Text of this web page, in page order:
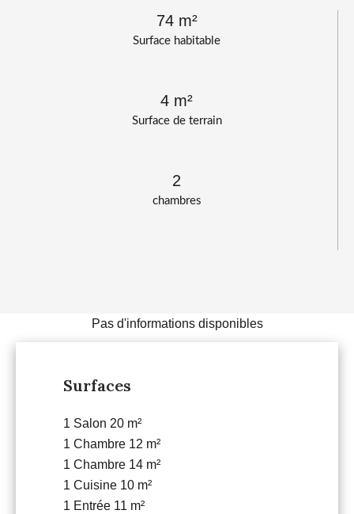
Surface habitable
74 m²
Surface de terrain
4 m²
chambres
2
Pas d'informations disponibles
Surfaces
1 Salon 20 m²
1 Chambre 12 m²
1 Chambre 14 m²
1 Cuisine 10 m²
1 Entrée 11 m²